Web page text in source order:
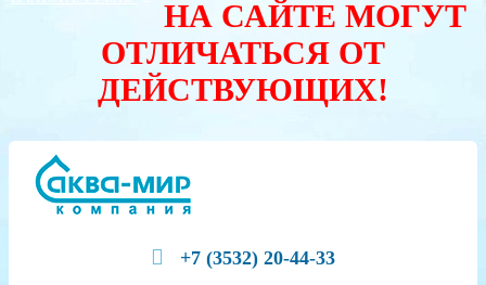
НА САЙТЕ МОГУТ
ОТЛИЧАТЬСЯ ОТ
ДЕЙСТВУЮЩИХ!
+7 (3532) 20-44-33